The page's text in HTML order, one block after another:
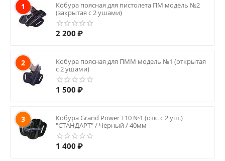
1
Кобура поясная для пистолета ПМ модель №2
(закрытая с 2 ушами)
2 200 ₽
2
Кобура поясная для ПММ модель №1 (открытая
с 2 ушами)
1 500 ₽
3
Кобура Grand Power T10 №1 (отк. с 2 уш.)
"СТАНДАРТ" / Черный / 40мм
1 400 ₽